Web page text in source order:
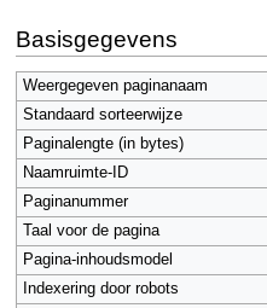
navigatie
springen
zoeken
springen
Basisgegevens
Weergegeven paginanaam
Standaard sorteerwijze
Paginalengte (in bytes)
Naamruimte-ID
Paginanummer
Taal voor de pagina
Pagina-inhoudsmodel
Indexering door robots